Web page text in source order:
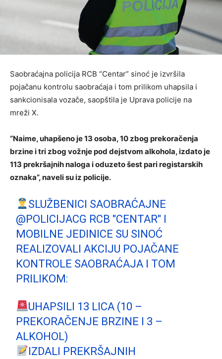
Saobraćajna policija RCB “Centar” sinoć je izvršila
pojačanu kontrolu saobraćaja i tom prilikom uhapsila i
sankcionisala vozače, saopštila je Uprava policije na
mreži X.
“Naime, uhapšeno je 13 osoba, 10 zbog prekoračenja
brzine i tri zbog vožnje pod dejstvom alkohola, izdato je
113 prekršajnih naloga i oduzeto šest pari registarskih
oznaka”, naveli su iz policije.
SLUŽBENICI SAOBRAĆAJNE
@POLICIJACG RCB "CENTAR" I
MOBILNE JEDINICE SU SINOĆ
REALIZOVALI AKCIJU POJAČANE
KONTROLE SAOBRAĆAJA I TOM
PRILIKOM:
UHAPSILI 13 LICA (10 –
PREKORAČENJE BRZINE I 3 –
ALKOHOL)
IZDALI PREKRŠAJNIH